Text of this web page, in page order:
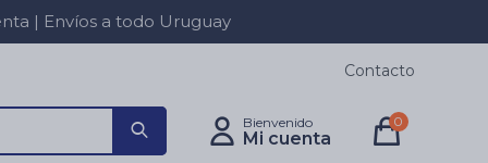
| Envíos a todo Uruguay
0
Contacto